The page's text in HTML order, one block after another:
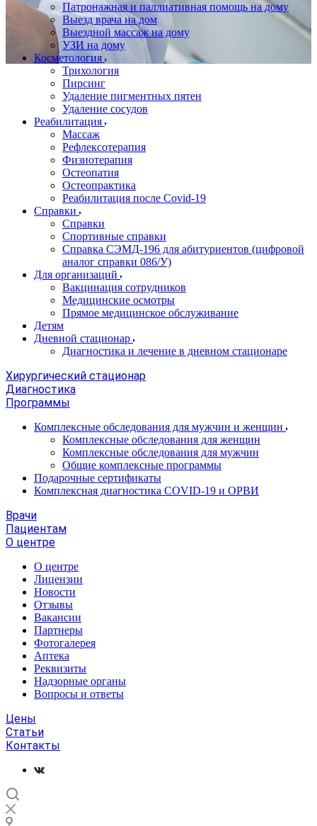
Патронажная и паллиативная помощь на дому
Выезд врача на дом
Выездной массаж на дому
УЗИ на дому
Косметология
Трихология
Пирсинг
Удаление пигментных пятен
Удаление сосудов
Реабилитация
Массаж
Рефлексотерапия
Физиотерапия
Остеопатия
Остеопрактика
Реабилитация после Covid-19
Справки
Справки
Спортивные справки
Справка СЭМД‑196 для абитуриентов (цифровой
аналог справки 086/У)
Для организаций
Вакцинация сотрудников
Медицинские осмотры
Прямое медицинское обслуживание
Детям
Дневной стационар
Диагностика и лечение в дневном стационаре
Хирургический стационар
Диагностика
Программы
Комплексные обследования для мужчин и женщин
Комплексные обследования для женщин
Комплексные обследования для мужчин
Общие комплексные программы
Подарочные сертификаты
Комплексная диагностика COVID-19 и ОРВИ
Врачи
Пациентам
О центре
О центре
Лицензии
Новости
Отзывы
Вакансии
Партнеры
Фотогалерея
Аптека
Реквизиты
Надзорные органы
Вопросы и ответы
Цены
Статьи
Контакты